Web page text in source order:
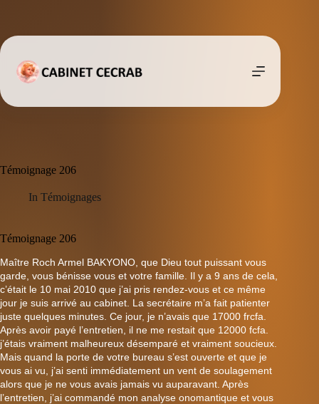
Témoignage 206
In Témoignages
Témoignage 206
Maître Roch Armel BAKYONO, que Dieu tout puissant vous
garde, vous bénisse vous et votre famille. Il y a 9 ans de cela,
c’était le 10 mai 2010 que j’ai pris rendez-vous et ce même
jour je suis arrivé au cabinet. La secrétaire m’a fait patienter
juste quelques minutes. Ce jour, je n’avais que 17000 frcfa.
Après avoir payé l’entretien, il ne me restait que 12000 fcfa.
j’étais vraiment malheureux désemparé et vraiment soucieux.
Mais quand la porte de votre bureau s’est ouverte et que je
vous ai vu, j’ai senti immédiatement un vent de soulagement
alors que je ne vous avais jamais vu auparavant. Après
l’entretien, j’ai commandé mon analyse onomantique et vous